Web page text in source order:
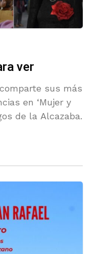
ver
sus más
en ‘Mujer y
de la Alcazaba.